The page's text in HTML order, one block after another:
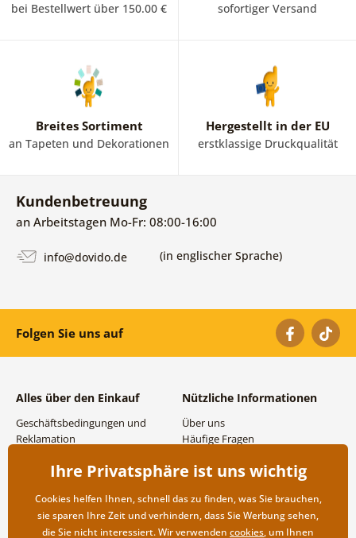
bei Bestellwert über 150.00 € sofortiger Versand
Breites Sortiment
an Tapeten und Dekorationen
Hergestellt in der EU
erstklassige Druckqualität
Kundenbetreuung
an Arbeitstagen Mo-Fr: 08:00-16:00
info@dovido.de (in englischer Sprache)
Folgen Sie uns auf
Alles über den Einkauf
Geschäftsbedingungen und
Reklamation
Versand- und
Rücksendung der Ware
Nützliche Informationen
Über uns
Häufige Fragen
Großhandel und
Ihre Privatsphäre ist uns wichtig
Cookies helfen Ihnen, schnell das zu finden, was Sie brauchen,
sie sparen Ihre Zeit und verhindern, dass Sie Werbung sehen,
die Sie nicht interessiert. Wir verwenden cookies, um Ihnen